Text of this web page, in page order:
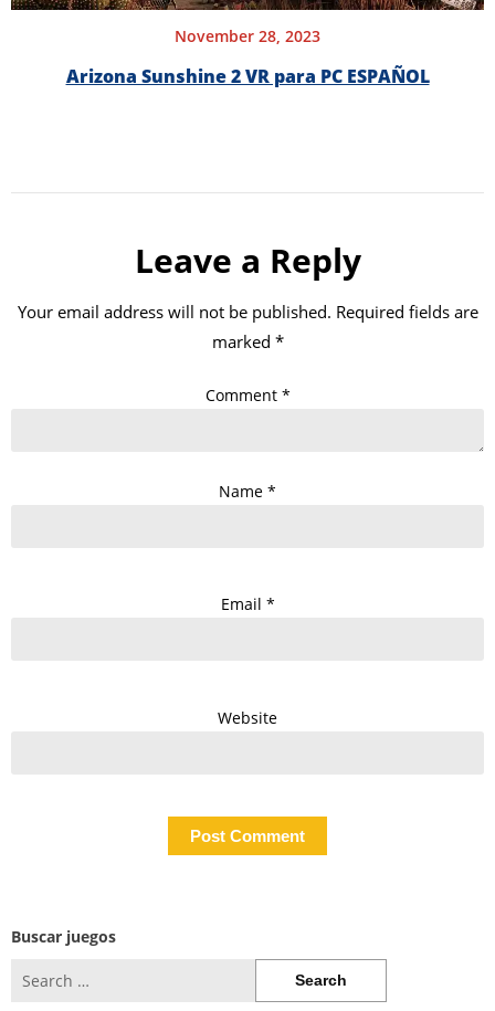
November 28, 2023
Arizona Sunshine 2 VR para PC ESPAÑOL
Leave a Reply
Your email address will not be published. Required fields are
marked *
Comment *
Name *
Email *
Website
Buscar juegos
for: